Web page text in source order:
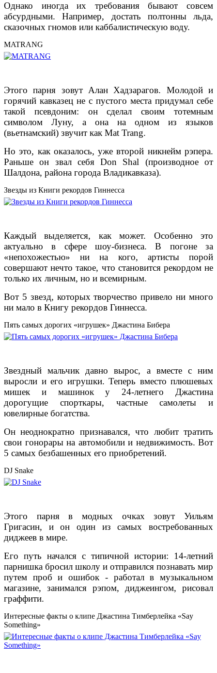
Однако иногда их требования бывают совсем
абсурдными. Например, достать полтонны льда,
сказочных гномов или каббалистическую воду.
MATRANG
Этого парня зовут Алан Хадзарагов. Молодой и
горячий кавказец не с пустого места придумал себе
такой псевдоним: он сделал своим тотемным
символом Луну, а она на одном из языков
(вьетнамский) звучит как Mat Trang.
Но это, как оказалось, уже второй никнейм рэпера.
Раньше он звал себя Don Shal (производное от
Шалдона, района города Владикавказа).
Звезды из Книги рекордов Гиннесса
Каждый выделяется, как может. Особенно это
актуально в сфере шоу-бизнеса. В погоне за
«непохожестью» ни на кого, артисты порой
совершают нечто такое, что становится рекордом не
только их личным, но и всемирным.
Вот 5 звезд, которых творчество привело ни много
ни мало в Книгу рекордов Гиннесса.
Пять самых дорогих «игрушек» Джастина Бибера
Звездный мальчик давно вырос, а вместе с ним
выросли и его игрушки. Теперь вместо плюшевых
мишек и машинок у 24-летнего Джастина
дорогущие спорткары, частные самолеты и
ювелирные богатства.
Он неоднократно признавался, что любит тратить
свои гонорары на автомобили и недвижимость. Вот
5 самых безбашенных его приобретений.
DJ Snake
Этого парня в модных очках зовут Уильям
Григасин, и он один из самых востребованных
диджеев в мире.
Его путь начался с типичной истории: 14-летний
парнишка бросил школу и отправился познавать мир
путем проб и ошибок - работал в музыкальном
магазине, занимался рэпом, диджеингом, рисовал
граффити.
Интересные факты о клипе Джастина Тимберлейка «Say
Something»